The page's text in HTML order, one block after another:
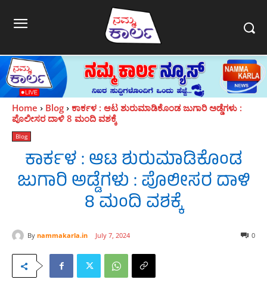
Home Blog
ಕಾರ್ಕಳ : ಆಟ ಶುರುಮಾಡಿಕೊಂಡ ಜುಗಾರಿ ಅಡ್ಡೆಗಳು :
ಪೊಲೀಸರ ದಾಳಿ 8 ಮಂದಿ ವಶಕ್ಕೆ
Blog
ಕಾರ್ಕಳ : ಆಟ ಶುರುಮಾಡಿಕೊಂಡ
ಜುಗಾರಿ ಅಡ್ಡೆಗಳು : ಪೊಲೀಸರ ದಾಳಿ
8 ಮಂದಿ ವಶಕ್ಕೆ
By nammakarla.in July 7, 2024 0